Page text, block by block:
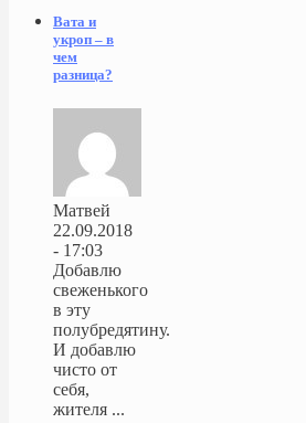
Вата и
укроп – в
чем
разница?
Матвей
22.09.2018
- 17:03
Добавлю
свеженького
в эту
полубредятину.
И добавлю
чисто от
себя,
жителя ...